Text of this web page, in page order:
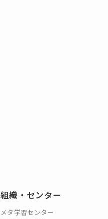
組織・センター
メタ学習センター